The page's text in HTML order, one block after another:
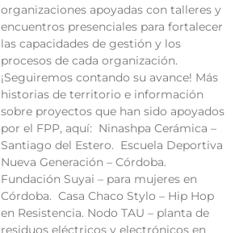
organizaciones apoyadas con talleres y
encuentros presenciales para fortalecer
las capacidades de gestión y los
procesos de cada organización.
¡Seguiremos contando su avance! Más
historias de territorio e información
sobre proyectos que han sido apoyados
por el FPP, aquí: Ninashpa Cerámica –
Santiago del Estero. Escuela Deportiva
Nueva Generación – Córdoba.
Fundación Suyai – para mujeres en
Córdoba. Casa Chaco Stylo – Hip Hop
en Resistencia. Nodo TAU – planta de